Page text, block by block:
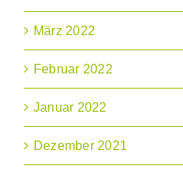
März 2022
Februar 2022
Januar 2022
Dezember 2021